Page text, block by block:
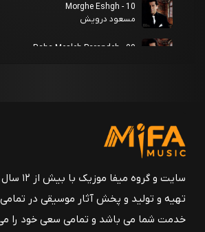
10 - Morghe Eshgh
مسعود درویش
09 - Raha Mesleh Parandeh
07 - Bahare Ashenayee
مسعود درویش
مسعود درویش
مسعود درویش
سایت و
تهیه و تولید و پخش آثار موسیقی در تمامی
خدمت شما می باشد و تمامی سعی خود را